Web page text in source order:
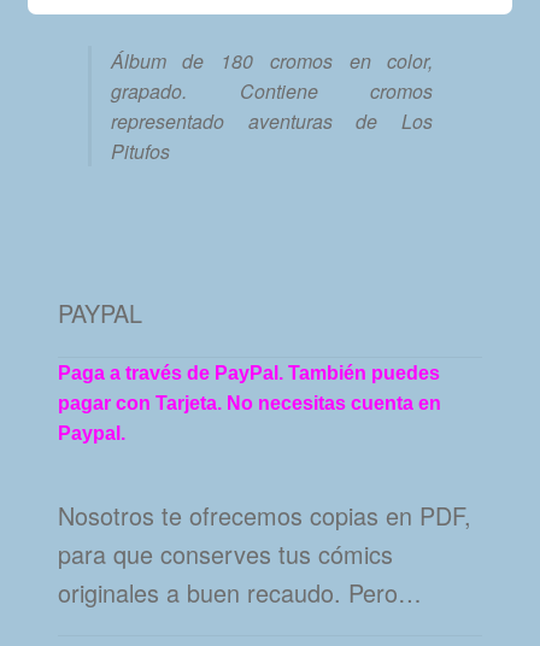
Álbum de 180 cromos en color,
grapado. Contiene cromos
representado aventuras de Los
Pitufos
PAYPAL
Paga a través de PayPal. También puedes
pagar con Tarjeta. No necesitas cuenta en
Paypal.
Nosotros te ofrecemos copias en PDF,
para que conserves tus cómics
originales a buen recaudo. Pero…